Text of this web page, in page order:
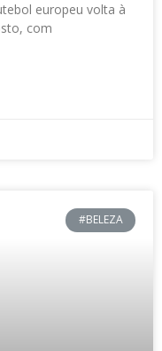
europeu volta à
com
#BELEZA